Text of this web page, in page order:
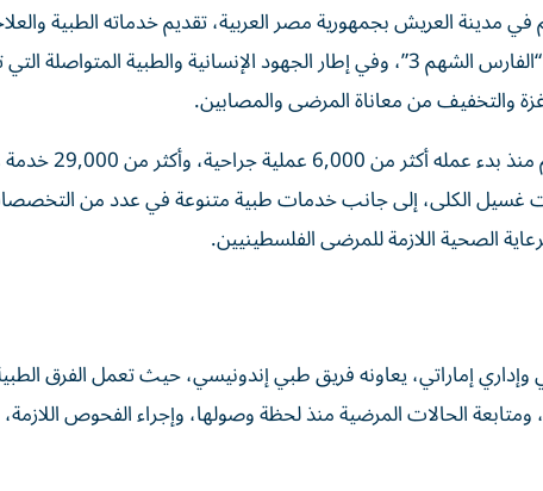
مدينة العريش بجمهورية مصر العربية، تقديم خدماته الطبية
من قطاع غزة، وذلك ضمن عملية “الفارس الشهم 3”، وفي إطار الجهود الإنسانية
والتخفيف من معاناة المرضى والمصابين.
وأجرى المستشفى
غسيل الكلى، إلى جانب خدمات طبية متنوعة في عدد من
الصحية اللازمة للمرضى الفلسطينيين.
إماراتي، يعاونه فريق طبي إندونيسي، حيث تعمل الفرق
ومتابعة الحالات المرضية منذ لحظة وصولها، وإجراء الفحوص